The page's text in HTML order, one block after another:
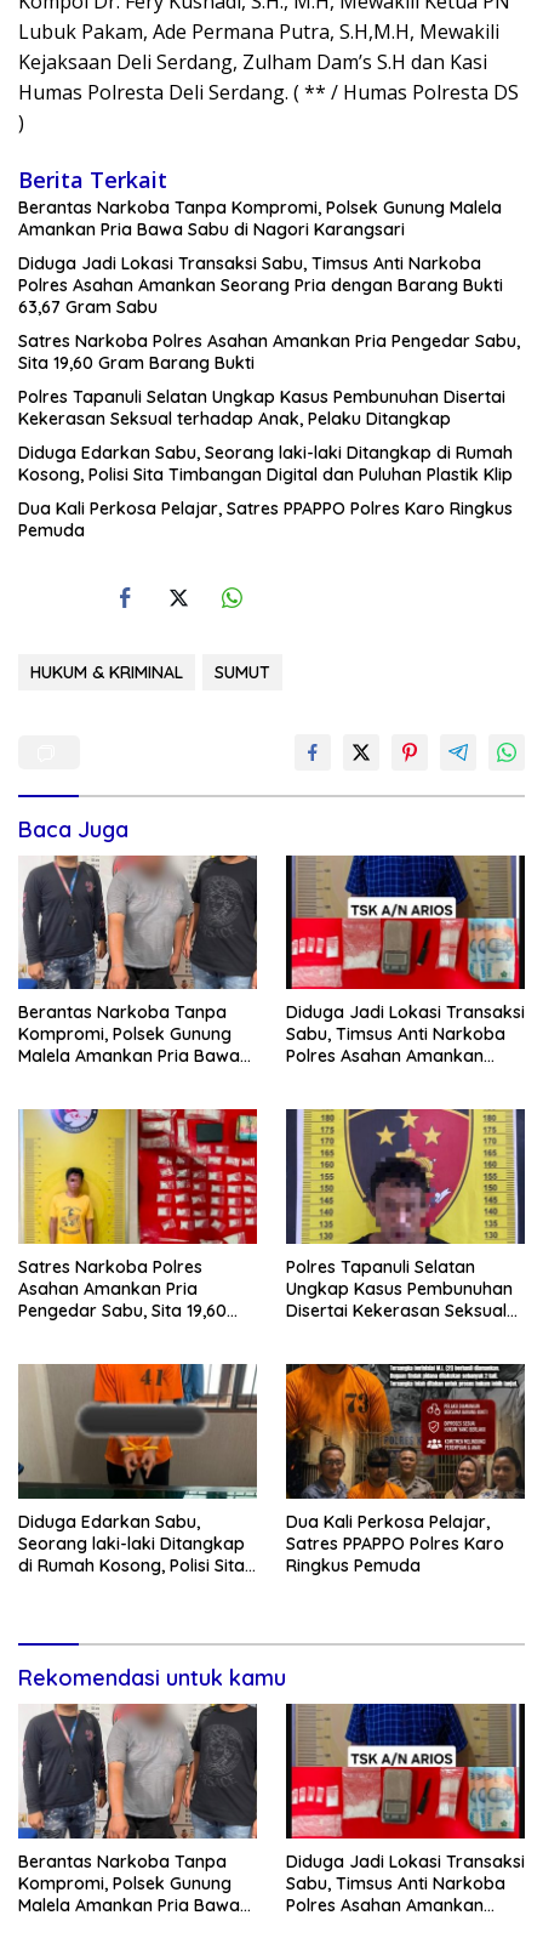
Lubuk Pakam, Ade Permana Putra, S.H,M.H, Mewakili
Kejaksaan Deli Serdang, Zulham Dam’s S.H dan Kasi
Humas Polresta Deli Serdang. ( ** / Humas Polresta DS
)
Berita Terkait
Berantas Narkoba Tanpa Kompromi, Polsek Gunung Malela
Amankan Pria Bawa Sabu di Nagori Karangsari
Diduga Jadi Lokasi Transaksi Sabu, Timsus Anti Narkoba
Polres Asahan Amankan Seorang Pria dengan Barang Bukti
63,67 Gram Sabu
Satres Narkoba Polres Asahan Amankan Pria Pengedar Sabu,
Sita 19,60 Gram Barang Bukti
Polres Tapanuli Selatan Ungkap Kasus Pembunuhan Disertai
Kekerasan Seksual terhadap Anak, Pelaku Ditangkap
Diduga Edarkan Sabu, Seorang laki-laki Ditangkap di Rumah
Kosong, Polisi Sita Timbangan Digital dan Puluhan Plastik Klip
Dua Kali Perkosa Pelajar, Satres PPAPPO Polres Karo Ringkus
Pemuda
HUKUM & KRIMINAL SUMUT
Baca Juga
Berantas Narkoba Tanpa
Kompromi, Polsek Gunung
Malela Amankan Pria Bawa
Diduga Jadi Lokasi Transaksi
Sabu, Timsus Anti Narkoba
Polres Asahan Amankan
Satres Narkoba Polres
Asahan Amankan Pria
Pengedar Sabu, Sita 19,60
Polres Tapanuli Selatan
Ungkap Kasus Pembunuhan
Disertai Kekerasan Seksual
Diduga Edarkan Sabu,
Seorang laki-laki Ditangkap
di Rumah Kosong, Polisi Sita
Dua Kali Perkosa Pelajar,
Satres PPAPPO Polres Karo
Ringkus Pemuda
Rekomendasi untuk kamu
Berantas Narkoba Tanpa
Kompromi, Polsek Gunung
Malela Amankan Pria Bawa
Diduga Jadi Lokasi Transaksi
Sabu, Timsus Anti Narkoba
Polres Asahan Amankan